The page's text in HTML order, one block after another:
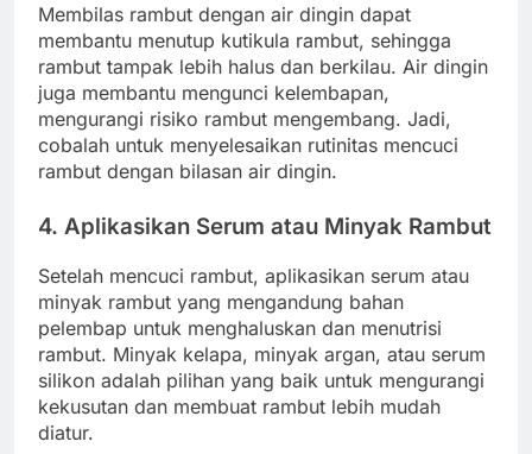
Membilas rambut dengan air dingin dapat
membantu menutup kutikula rambut, sehingga
rambut tampak lebih halus dan berkilau. Air dingin
juga membantu mengunci kelembapan,
mengurangi risiko rambut mengembang. Jadi,
cobalah untuk menyelesaikan rutinitas mencuci
rambut dengan bilasan air dingin.
4. Aplikasikan Serum atau Minyak Rambut
Setelah mencuci rambut, aplikasikan serum atau
minyak rambut yang mengandung bahan
pelembap untuk menghaluskan dan menutrisi
rambut. Minyak kelapa, minyak argan, atau serum
silikon adalah pilihan yang baik untuk mengurangi
kekusutan dan membuat rambut lebih mudah
diatur.